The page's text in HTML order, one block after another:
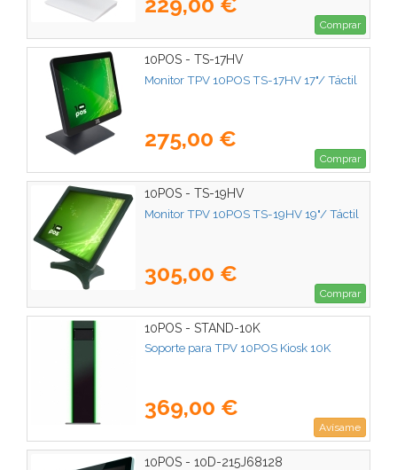
Comprar
10POS - TS-17HV
Monitor TPV 10POS TS-17HV 17"/ Táctil
275,00 €
Comprar
10POS - TS-19HV
Monitor TPV 10POS TS-19HV 19"/ Táctil
305,00 €
Comprar
10POS - STAND-10K
Soporte para TPV 10POS Kiosk 10K
369,00 €
Avísame
10POS - 10D-215J68128